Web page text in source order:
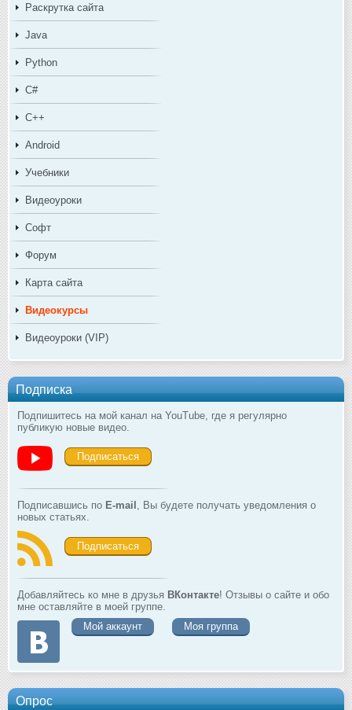
Раскрутка сайта
Java
Python
C#
C++
Android
Учебники
Видеоуроки
Софт
Форум
Карта сайта
Видеокурсы
Видеоуроки (VIP)
Подписка
Подпишитесь на мой канал на YouTube, где я регулярно
публикую новые видео.
Подписаться
Подписавшись по E-mail
, Вы будете получать уведомления о
новых статьях.
Подписаться
Добавляйтесь ко мне в друзья ВКонтакте! Отзывы о сайте и обо
мне оставляйте в моей группе.
Мой аккаунт
Моя группа
Опрос